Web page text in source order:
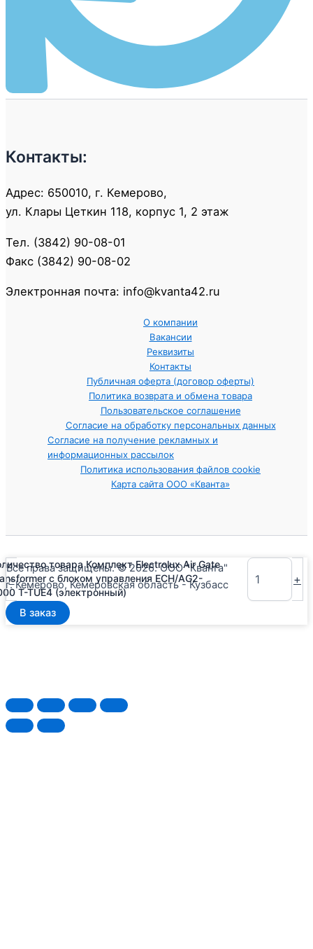
Контакты:
Адрес: 650010, г. Кемерово,
ул. Клары Цеткин 118, корпус 1, 2 этаж
Тел. (3842) 90-08-01
Факс (3842) 90-08-02
Электронная почта: info@kvanta42.ru
О компании
Вакансии
Реквизиты
Контакты
Публичная оферта (договор оферты)
Политика возврата и обмена товара
Пользовательское соглашение
Согласие на обработку персональных данных
Согласие на получение рекламных и
информационных рассылок
Политика использования файлов cookie
Карта сайта ООО «Кванта»
Все права защищены. © 2026. ООО "Кванта"
г. Кемерово, Кемеровская область - Кузбасс
-
товара Комплект Electrolux Air Gate
с блоком управления ECH/AG2-
T-TUE4 (электронный)
+
В заказ